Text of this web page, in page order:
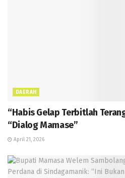
DAERAH
“Habis Gelap Terbitlah
“Dialog Mamase”
April 21, 2026